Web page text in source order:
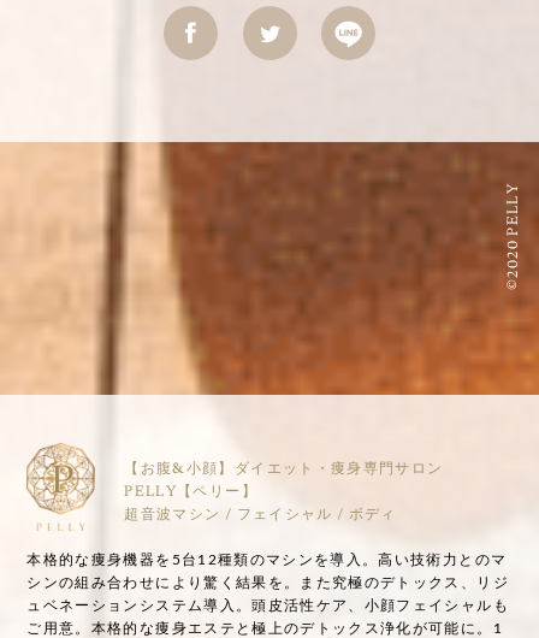
©2020 PELLY
【お腹&小顔】ダイエット・痩身専門サロン
PELLY【ペリー】
超音波マシン / フェイシャル / ボディ
本格的な痩身機器を5台12種類のマシンを導入。高い技術力とのマ
シンの組み合わせにより驚く結果を。また究極のデトックス、リジ
ュベネーションシステム導入。頭皮活性ケア、小顔フェイシャルも
ご用意。本格的な痩身エステと極上のデトックス浄化が可能に。1